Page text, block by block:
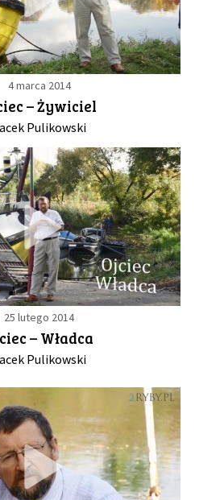
4 marca 2014
– Żywiciel
Pulikowski
25 lutego 2014
– Władca
Pulikowski